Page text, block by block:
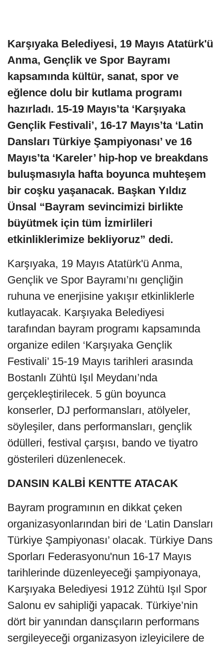
Karşıyaka Belediyesi, 19 Mayıs Atatürk'ü
Anma, Gençlik ve Spor Bayramı
kapsamında kültür, sanat, spor ve
eğlence dolu bir kutlama programı
hazırladı. 15-19 Mayıs’ta ‘Karşıyaka
Gençlik Festivali’, 16-17 Mayıs’ta ‘Latin
Dansları Türkiye Şampiyonası’ ve 16
Mayıs’ta ‘Kareler’ hip-hop ve breakdans
buluşmasıyla hafta boyunca muhteşem
bir coşku yaşanacak. Başkan Yıldız
Ünsal “Bayram sevincimizi birlikte
büyütmek için tüm İzmirlileri
etkinliklerimize bekliyoruz” dedi.
Karşıyaka, 19 Mayıs Atatürk'ü Anma,
Gençlik ve Spor Bayramı’nı gençliğin
ruhuna ve enerjisine yakışır etkinliklerle
kutlayacak. Karşıyaka Belediyesi
tarafından bayram programı kapsamında
organize edilen ‘Karşıyaka Gençlik
Festivali’ 15-19 Mayıs tarihleri arasında
Bostanlı Zühtü Işıl Meydanı’nda
gerçekleştirilecek. 5 gün boyunca
konserler, DJ performansları, atölyeler,
söyleşiler, dans performansları, gençlik
ödülleri, festival çarşısı, bando ve tiyatro
gösterileri düzenlenecek.
DANSIN KALBİ KENTTE ATACAK
Bayram programının en dikkat çeken
organizasyonlarından biri de ‘Latin Dansları
Türkiye Şampiyonası’ olacak. Türkiye Dans
Sporları Federasyonu'nun 16-17 Mayıs
tarihlerinde düzenleyeceği şampiyonaya,
Karşıyaka Belediyesi 1912 Zühtü Işıl Spor
Salonu ev sahipliği yapacak. Türkiye’nin
dört bir yanından dansçıların performans
sergileyeceği organizasyon izleyicilere de